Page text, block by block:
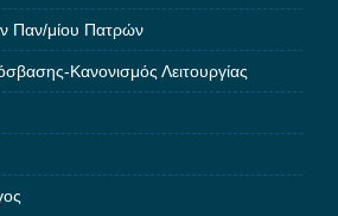
Παν/μίου Πατρών
Κανονισμός Λειτουργίας